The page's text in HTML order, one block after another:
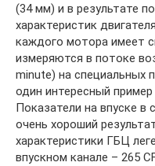
(34 мм) и в результате
характеристик
каждого мотора имеет
измеряются в потоке
minute) на специальных
один интересный пример
Показатели на впуске в
очень хороший
характеристики ГБЦ
впускном канале – 265